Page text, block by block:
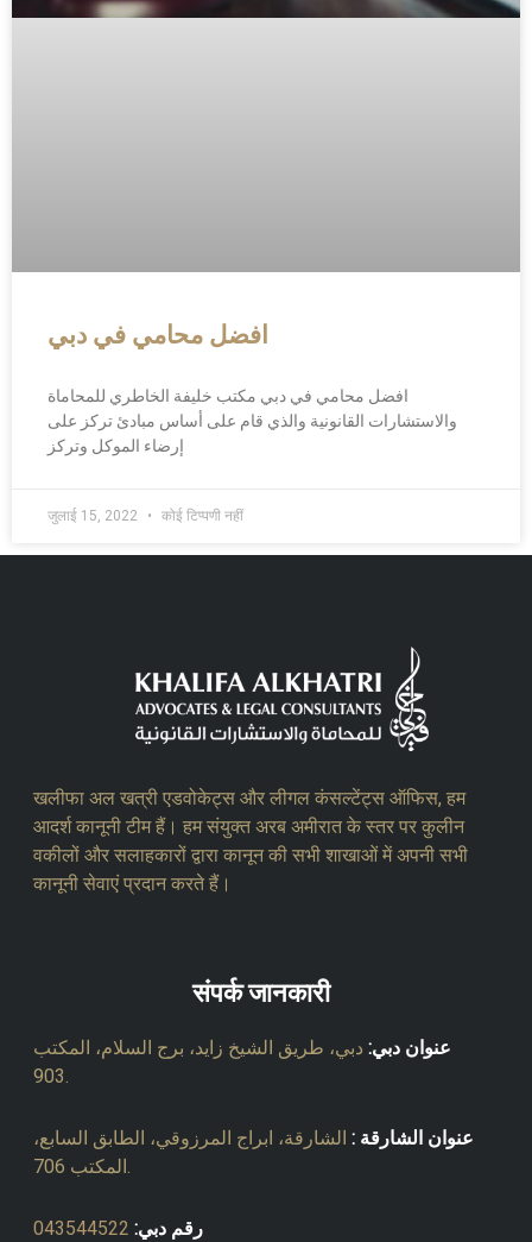
افضل محامي في دبي
افضل محامي في دبي مكتب خليفة الخاطري للمحاماة
والاستشارات القانونية والذي قام على أساس مبادئ تركز على
إرضاء الموكل وتركز
जुलाई 15, 2022 कोई टिप्पणी नहीं
खलीफा अल खत्री एडवोकेट्स और लीगल कंसल्टेंट्स ऑफिस, हम
आदर्श कानूनी टीम हैं। हम संयुक्त अरब अमीरात के स्तर पर कुलीन
वकीलों और सलाहकारों द्वारा कानून की सभी शाखाओं में अपनी सभी
कानूनी सेवाएं प्रदान करते हैं।
संपर्क जानकारी
عنوان دبي: دبي، طريق الشيخ زايد، برج السلام، المكتب
903.
عنوان الشارقة : الشارقة، ابراج المرزوقي، الطابق السابع،
المكتب 706.
رقم دبي: 043544522